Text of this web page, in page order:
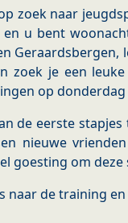
zoek naar
u bent
Geraardsbergen,
zoek je een
op donderdag
de eerste
nieuwe
goesting om
naar de training